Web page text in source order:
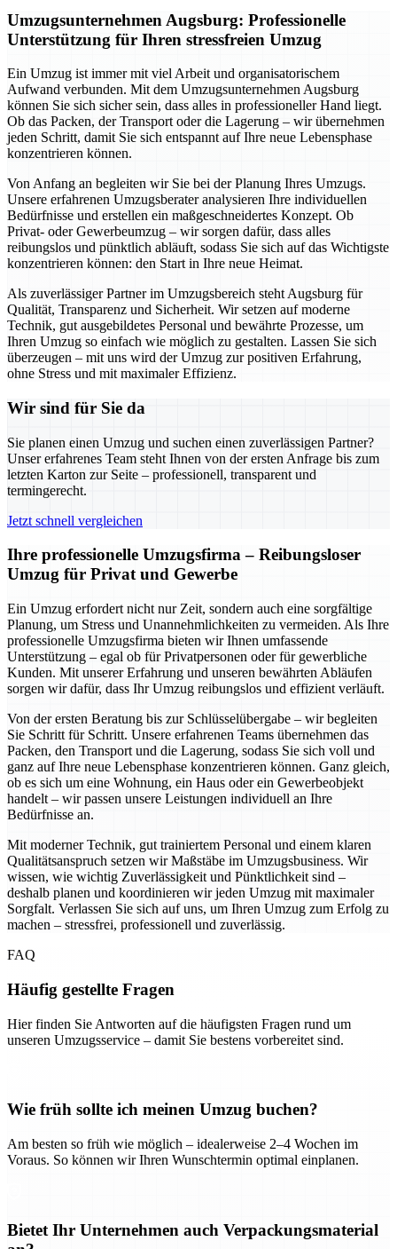
Umzugsunternehmen Augsburg: Professionelle
Unterstützung für Ihren stressfreien Umzug
Ein Umzug ist immer mit viel Arbeit und organisatorischem
Aufwand verbunden. Mit dem Umzugsunternehmen Augsburg
können Sie sich sicher sein, dass alles in professioneller Hand liegt.
Ob das Packen, der Transport oder die Lagerung – wir übernehmen
jeden Schritt, damit Sie sich entspannt auf Ihre neue Lebensphase
konzentrieren können.
Von Anfang an begleiten wir Sie bei der Planung Ihres Umzugs.
Unsere erfahrenen Umzugsberater analysieren Ihre individuellen
Bedürfnisse und erstellen ein maßgeschneidertes Konzept. Ob
Privat- oder Gewerbeumzug – wir sorgen dafür, dass alles
reibungslos und pünktlich abläuft, sodass Sie sich auf das Wichtigste
konzentrieren können: den Start in Ihre neue Heimat.
Als zuverlässiger Partner im Umzugsbereich steht Augsburg für
Qualität, Transparenz und Sicherheit. Wir setzen auf moderne
Technik, gut ausgebildetes Personal und bewährte Prozesse, um
Ihren Umzug so einfach wie möglich zu gestalten. Lassen Sie sich
überzeugen – mit uns wird der Umzug zur positiven Erfahrung,
ohne Stress und mit maximaler Effizienz.
Wir sind für Sie da
Sie planen einen Umzug und suchen einen zuverlässigen Partner?
Unser erfahrenes Team steht Ihnen von der ersten Anfrage bis zum
letzten Karton zur Seite – professionell, transparent und
termingerecht.
Jetzt schnell vergleichen
Ihre professionelle Umzugsfirma – Reibungsloser
Umzug für Privat und Gewerbe
Ein Umzug erfordert nicht nur Zeit, sondern auch eine sorgfältige
Planung, um Stress und Unannehmlichkeiten zu vermeiden. Als Ihre
professionelle Umzugsfirma bieten wir Ihnen umfassende
Unterstützung – egal ob für Privatpersonen oder für gewerbliche
Kunden. Mit unserer Erfahrung und unseren bewährten Abläufen
sorgen wir dafür, dass Ihr Umzug reibungslos und effizient verläuft.
Von der ersten Beratung bis zur Schlüsselübergabe – wir begleiten
Sie Schritt für Schritt. Unsere erfahrenen Teams übernehmen das
Packen, den Transport und die Lagerung, sodass Sie sich voll und
ganz auf Ihre neue Lebensphase konzentrieren können. Ganz gleich,
ob es sich um eine Wohnung, ein Haus oder ein Gewerbeobjekt
handelt – wir passen unsere Leistungen individuell an Ihre
Bedürfnisse an.
Mit moderner Technik, gut trainiertem Personal und einem klaren
Qualitätsanspruch setzen wir Maßstäbe im Umzugsbusiness. Wir
wissen, wie wichtig Zuverlässigkeit und Pünktlichkeit sind –
deshalb planen und koordinieren wir jeden Umzug mit maximaler
Sorgfalt. Verlassen Sie sich auf uns, um Ihren Umzug zum Erfolg zu
machen – stressfrei, professionell und zuverlässig.
FAQ
Häufig gestellte Fragen
Hier finden Sie Antworten auf die häufigsten Fragen rund um
unseren Umzugsservice – damit Sie bestens vorbereitet sind.
Wie früh sollte ich meinen Umzug buchen?
Am besten so früh wie möglich – idealerweise 2–4 Wochen im
Voraus. So können wir Ihren Wunschtermin optimal einplanen.
Bietet Ihr Unternehmen auch Verpackungsmaterial